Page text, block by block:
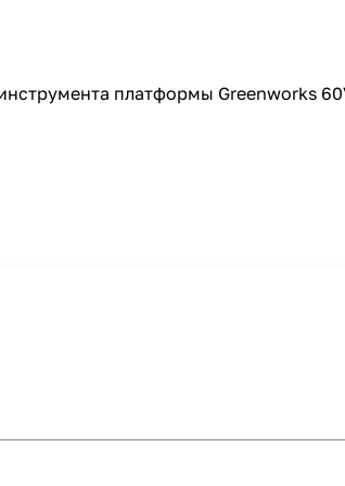
платформы Greenworks